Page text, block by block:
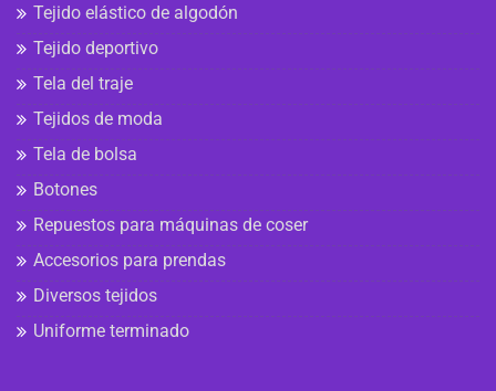
Tejido elástico de algodón
Tejido deportivo
Tela del traje
Tejidos de moda
Tela de bolsa
Botones
Repuestos para máquinas de coser
Accesorios para prendas
Diversos tejidos
Uniforme terminado